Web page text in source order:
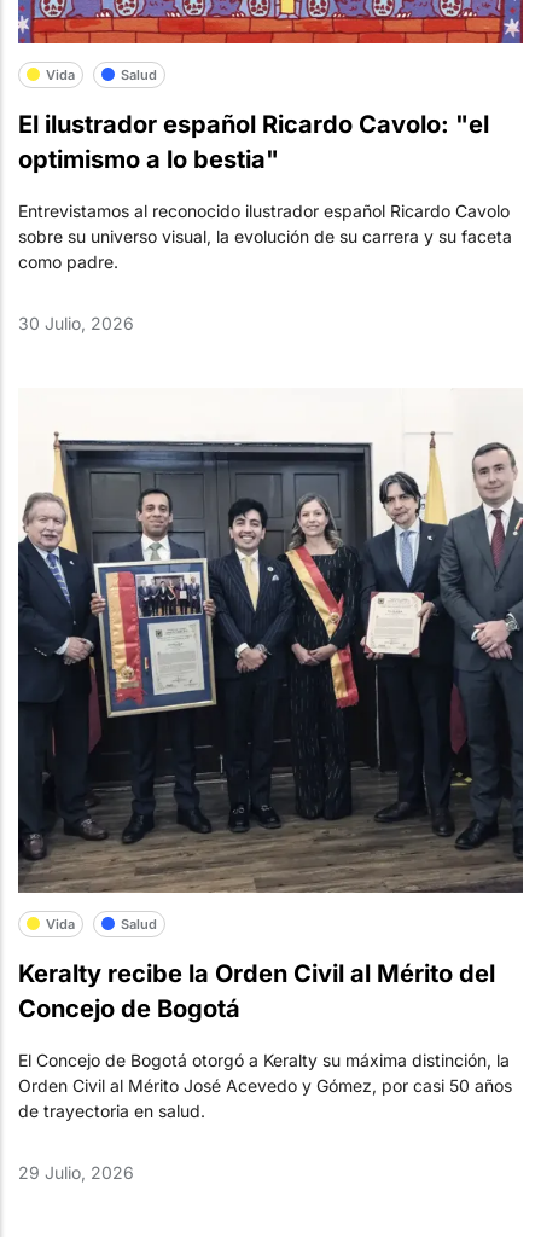
Vida Salud
El ilustrador español Ricardo Cavolo: "el
optimismo a lo bestia"
Entrevistamos al reconocido ilustrador español Ricardo Cavolo
sobre su universo visual, la evolución de su carrera y su faceta
como padre.
30 Julio, 2026
Vida Salud
Keralty recibe la Orden Civil al Mérito del
Concejo de Bogotá
El Concejo de Bogotá otorgó a Keralty su máxima distinción, la
Orden Civil al Mérito José Acevedo y Gómez, por casi 50 años
de trayectoria en salud.
29 Julio, 2026